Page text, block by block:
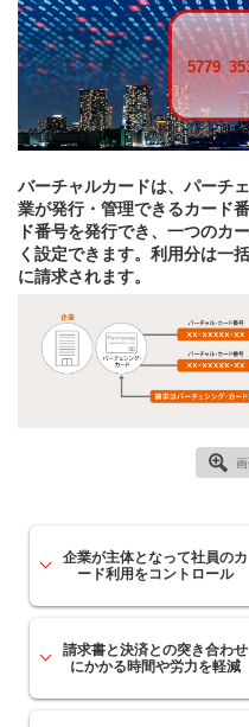
5292 76
バーチャルカードは、パーチ
業が発行・管理できるカード
ド番号を発行でき、一つのカ
く設定できます。利用分は一
に請求されます。
企業が主体となって社員のカ
ード利用をコントロール
請求書と決済との突き合わせ
にかかる時間や労力を軽減